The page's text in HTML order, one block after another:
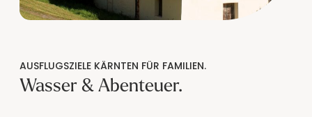
AUSFLUGSZIELE KÄRNTEN FÜR FAMILIEN.
Wasser & Abenteuer.